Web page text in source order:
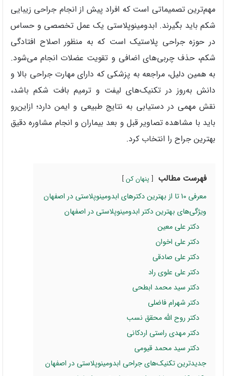
مهم‌ترین تصمیماتی است که افراد پیش از انجام جراحی زیبایی
شکم باید بگیرند. ابدومینوپلاستی یک عمل تخصصی و حساس
در حوزه جراحی پلاستیک است که به منظور اصلاح افتادگی
شکم، حذف چربی‌های اضافی و تقویت عضلات انجام می‌شود.
به همین دلیل، مراجعه به پزشکی که دارای مهارت جراحی بالا و
دانش به‌روز در تکنیک‌های لیفت و ترمیم بافت شکم باشد،
نقش مهمی در دستیابی به نتایج طبیعی و ایمن دارد؛ ازاین‌رو
باید با مشاهده تصاویر قبل و بعد بیماران و انجام مشاوره دقیق
بهترین جراح را انتخاب کرد.
فهرست مطالب پنهان کن
معرفی 10 تا از بهترین دکترهای ابدومینوپلاستی در اصفهان
ویژگی‌های بهترین دکتر ابدومینوپلاستی در اصفهان
دکتر علی معین
دکتر علی اخوان
دکتر علی صادقی
دکتر علی علوی راد
دکتر سید محمد ابطحی
دکتر شهرام فاضلی
دکتر روح الله محقق نسب
دکتر مهدی راستی اردکانی
دکتر سید محمد قیومی
جدیدترین تکنیک‌های جراحی ابدومینوپلاستی در اصفهان